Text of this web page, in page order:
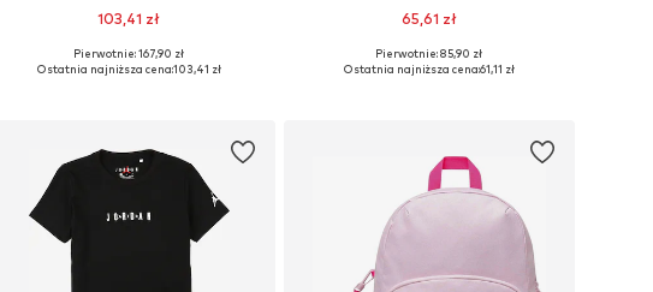
103,41 zł
Dostępne rozmiary: 98, 104, 110, 116, 122
Pierwotnie: 167,90 zł
Ostatnia najniższa cena:103,41 zł
65,61 zł
Dostępne rozmiary: 98, 104, 110, 116, 122
Pierwotnie: 85,90 zł
Ostatnia najniższa cena:61,11 zł